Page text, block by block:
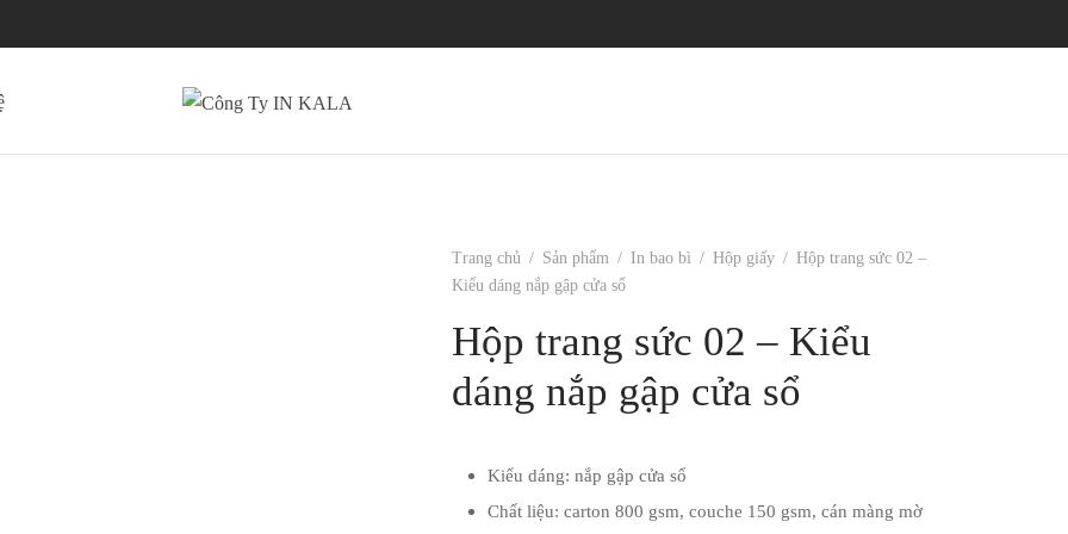
Trang chủ / Sản phẩm / In bao bì / Hộp giấy / Hộp trang sức 02 –
Kiểu dáng nắp gập cửa sổ
Hộp trang sức 02 – Kiểu
dáng nắp gập cửa sổ
Kiểu dáng: nắp gập cửa sổ
Chất liệu: carton 800 gsm, couche 150 gsm, cán màng mờ